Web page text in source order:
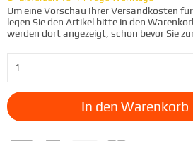
Um eine Vorschau Ihrer Versandkosten
legen Sie den Artikel bitte in den
werden dort angezeigt, schon bevor Sie
In den Warenkorb